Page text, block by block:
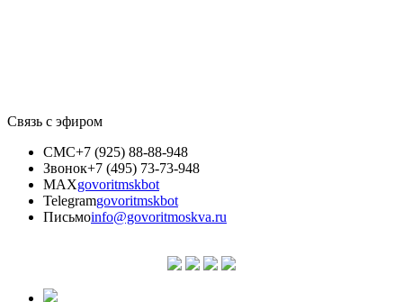
Связь с эфиром
СМС+7 (925) 88-88-948
Звонок+7 (495) 73-73-948
MAXgovoritmskbot
Telegramgovoritmskbot
Письмоinfo@govoritmoskva.ru